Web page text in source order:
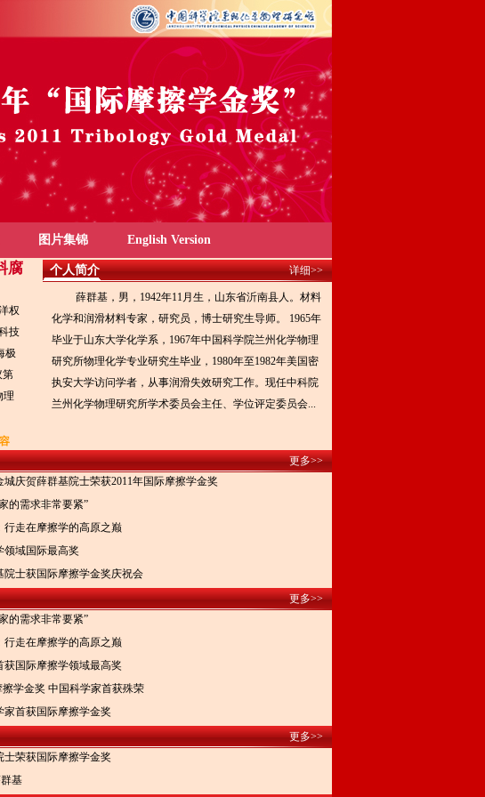
图片集锦 English Version
腐
权
技
极
第
理
个人简介 详细>>
薛群基，男，1942年11月生，山东省沂南县人。材料
化学和润滑材料专家，研究员，博士研究生导师。 1965年
毕业于山东大学化学系，1967年中国科学院兰州化学物理
研究所物理化学专业研究生毕业，1980年至1982年美国密
执安大学访问学者，从事润滑失效研究工作。现任中科院
兰州化学物理研究所学术委员会主任、学位评定委员会...
更多>>
庆贺薛群基院士荣获2011年国际摩擦学金奖
的需求非常要紧”
行走在摩擦学的高原之巅
领域国际最高奖
院士获国际摩擦学金奖庆祝会
更多>>
的需求非常要紧”
行走在摩擦学的高原之巅
国际摩擦学领域最高奖
学金奖 中国科学家首获殊荣
首获国际摩擦学金奖
更多>>
荣获国际摩擦学金奖
基